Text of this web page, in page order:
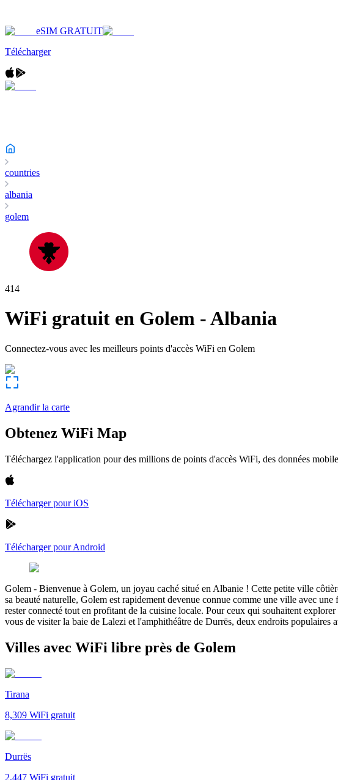
eSIM GRATUIT
Télécharger
countries
albania
golem
414
WiFi gratuit en Golem -Albania
Connectez-vous avec les meilleurs points d'accès WiFi en Golem
Agrandir la carte
Obtenez WiFi Map
Téléchargez l'application pour des millions de points d'accès WiFi, des données
Télécharger pour iOS
Télécharger pour Android
Golem - Bienvenue à Golem, un joyau caché situé en Albanie ! Cette petite ville
sa beauté naturelle, Golem est rapidement devenue connue comme une ville avec
rester connecté tout en profitant de la cuisine locale. Pour ceux qui souhaitent
vous de visiter la baie de Lalezi et l'amphithéâtre de Durrës, deux endroits
Villes avec WiFi libre près de Golem
Tirana
8,309 WiFi gratuit
Durrës
2,447 WiFi gratuit